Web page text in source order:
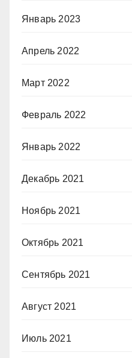
Январь 2023
Апрель 2022
Март 2022
Февраль 2022
Январь 2022
Декабрь 2021
Ноябрь 2021
Октябрь 2021
Сентябрь 2021
Август 2021
Июль 2021